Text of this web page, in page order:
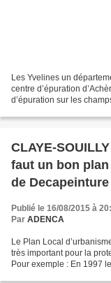
Les Yvelines un
centre d’épuration
d’épuration sur les
CLAYE-
faut un bon
de Decapeinture
Publié le 16/08/2015 à
Par ADENCA
Le Plan Local
très important pour la
Pour exemple : En 1997